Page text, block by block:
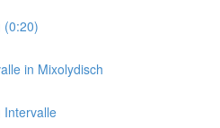
(0:20)
in Mixolydisch
Intervalle